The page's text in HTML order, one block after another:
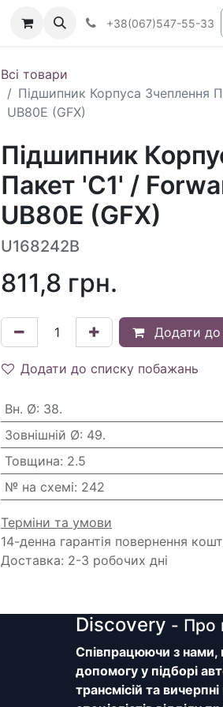
+38(067)547-55-33
Всі товари
Підшипник Корпуса Зчеплення
UB80E (GFX)
Підшипник
Пакет 'C1' /
UB80E (GFX)
U168242B
811,8 грн.
Додати
Додати до списку побажань
Вн. Ø: 38.
Зовнішній Ø: 49.
Товщина: 2.5
№ на схемі: 242
Терміни та умови
14-денна гарантія повернення
Доставка: 2-3 робочих дні
Discovery - Про
Співпрацюючи з нами,
допомогу у підборі
трансмісій та